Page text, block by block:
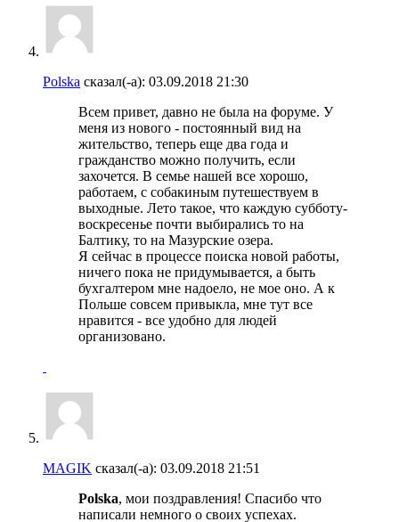
Polska сказал(-а): 03.09.2018 21:30
Всем привет, давно не была на форуме. У
меня из нового - постоянный вид на
жительство, теперь еще два года и
гражданство можно получить, если
захочется. В семье нашей все хорошо,
работаем, с собакиным путешествуем в
выходные. Лето такое, что каждую субботу-
воскресенье почти выбирались то на
Балтику, то на Мазурские озера.
Я сейчас в процессе поиска новой работы,
ничего пока не придумывается, а быть
бухгалтером мне надоело, не мое оно. А к
Польше совсем привыкла, мне тут все
нравится - все удобно для людей
организовано.
MAGIK сказал(-а): 03.09.2018 21:51
Polska, мои поздравления! Спасибо что
написали немного о своих успехах.